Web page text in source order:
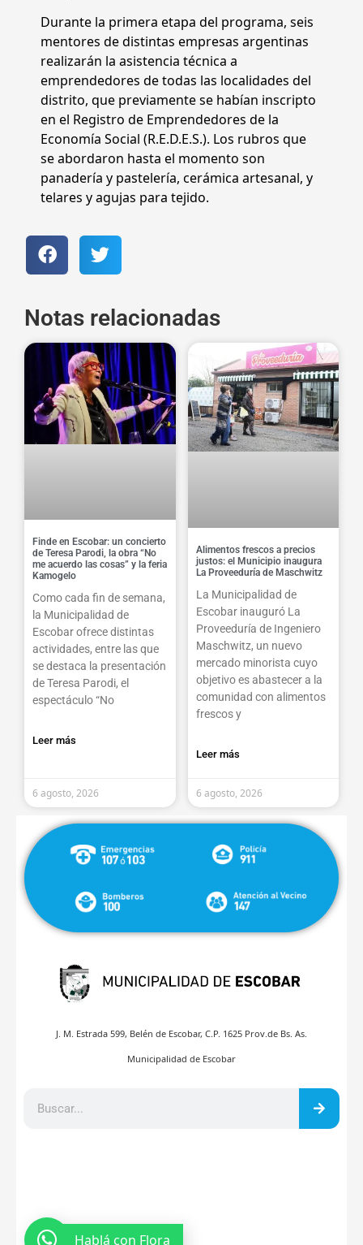
Durante la primera etapa del programa, seis
mentores de distintas empresas argentinas
realizarán la asistencia técnica a
emprendedores de todas las localidades del
distrito, que previamente se habían inscripto
en el Registro de Emprendedores de la
Economía Social (R.E.D.E.S.). Los rubros que
se abordaron hasta el momento son
panadería y pastelería, cerámica artesanal, y
telares y agujas para tejido.
Notas relacionadas
Finde en Escobar: un concierto
de Teresa Parodi, la obra “No
me acuerdo las cosas” y la feria
Kamogelo
Como cada fin de semana,
la Municipalidad de
Escobar ofrece distintas
actividades, entre las que
se destaca la presentación
de Teresa Parodi, el
espectáculo “No
Leer más
6 agosto, 2026
Alimentos frescos a precios
justos: el Municipio inaugura
La Proveeduría de Maschwitz
La Municipalidad de
Escobar inauguró La
Proveeduría de Ingeniero
Maschwitz, un nuevo
mercado minorista cuyo
objetivo es abastecer a la
comunidad con alimentos
frescos y
Leer más
6 agosto, 2026
J. M. Estrada 599, Belén de Escobar, C.P. 1625 Prov.de Bs. As.
Municipalidad de Escobar
Hablá con Flora